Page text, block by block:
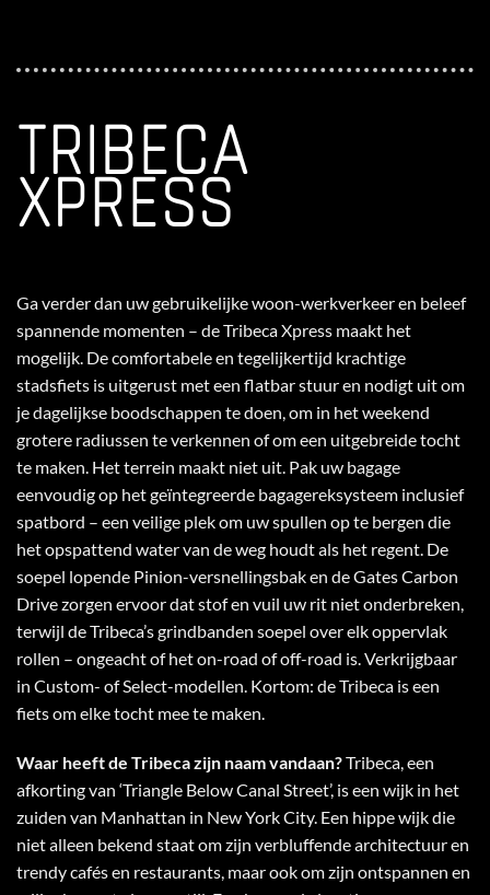
TRIBECA
XPRESS
Ga verder dan uw gebruikelijke woon-werkverkeer en beleef
spannende momenten – de Tribeca Xpress maakt het
mogelijk. De comfortabele en tegelijkertijd krachtige
stadsfiets is uitgerust met een flatbar stuur en nodigt uit om
je dagelijkse boodschappen te doen, om in het weekend
grotere radiussen te verkennen of om een ​​uitgebreide tocht
te maken. Het terrein maakt niet uit. Pak uw bagage
eenvoudig op het geïntegreerde bagagereksysteem inclusief
spatbord – een veilige plek om uw spullen op te bergen die
het opspattend water van de weg houdt als het regent. De
soepel lopende Pinion-versnellingsbak en de Gates Carbon
Drive zorgen ervoor dat stof en vuil uw rit niet onderbreken,
terwijl de Tribeca’s grindbanden soepel over elk oppervlak
rollen – ongeacht of het on-road of off-road is. Verkrijgbaar
in Custom- of Select-modellen. Kortom: de Tribeca is een
fiets om elke tocht mee te maken.
Waar heeft de Tribeca zijn naam vandaan?Tribeca, een
afkorting van ‘Triangle Below Canal Street’, is een wijk in het
zuiden van Manhattan in New York City. Een hippe wijk die
niet alleen bekend staat om zijn verbluffende architectuur en
trendy cafés en restaurants, maar ook om zijn ontspannen en